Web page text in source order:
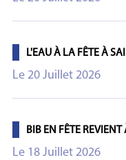
L'EAU À LA FÊTE À
Le 20 Juillet 2026
BIB EN FÊTE
Le 18 Juillet 2026